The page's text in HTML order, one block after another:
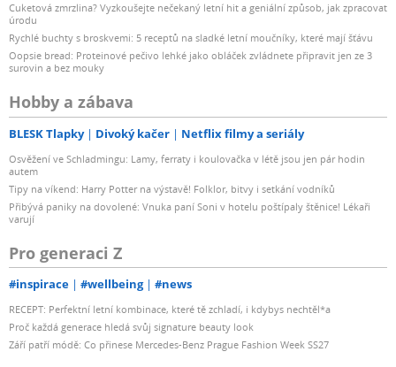
Cuketová zmrzlina? Vyzkoušejte nečekaný letní hit a geniální způsob, jak zpracovat
úrodu
Rychlé buchty s broskvemi: 5 receptů na sladké letní moučníky, které mají šťávu
Oopsie bread: Proteinové pečivo lehké jako obláček zvládnete připravit jen ze 3
surovin a bez mouky
Hobby a zábava
BLESK Tlapky Divoký kačer Netflix filmy a seriály
Osvěžení ve Schladmingu: Lamy, ferraty i koulovačka v létě jsou jen pár hodin
autem
Tipy na víkend: Harry Potter na výstavě! Folklor, bitvy i setkání vodníků
Přibývá paniky na dovolené: Vnuka paní Soni v hotelu poštípaly štěnice! Lékaři
varují
Pro generaci Z
#inspirace #wellbeing #news
RECEPT: Perfektní letní kombinace, které tě zchladí, i kdybys nechtěl*a
Proč každá generace hledá svůj signature beauty look
Září patří módě: Co přinese Mercedes-Benz Prague Fashion Week SS27